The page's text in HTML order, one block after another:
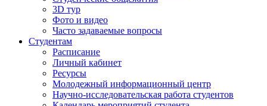
3D тур
Фото и видео
Часто задаваемые вопросы
Студентам
Расписание
Личный кабинет
Ресурсы
Молодежный информационный центр
Научно-исследовательская работа студентов